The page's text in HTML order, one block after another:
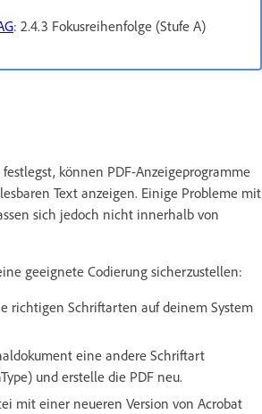
: 2.4.3 Fokusreihenfolge (Stufe A)
können PDF-Anzeigeprogramme
Text anzeigen. Einige Probleme mit
sich jedoch nicht innerhalb von
geeignete Codierung sicherzustellen:
richtigen Schriftarten auf deinem System
eine andere Schriftart
und erstelle die PDF neu.
mit einer neueren Version von Acrobat